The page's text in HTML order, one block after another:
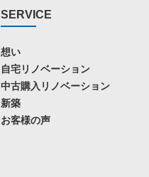
SERVICE
想い
自宅リノベーション
中古購入リノベーション
新築
お客様の声